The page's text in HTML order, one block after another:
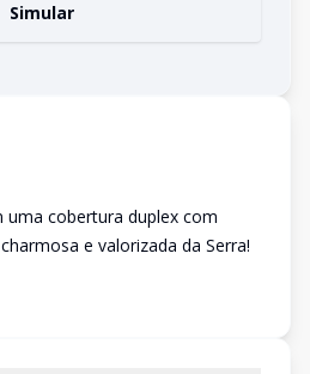
Simular
uma cobertura duplex com
e valorizada da Serra!